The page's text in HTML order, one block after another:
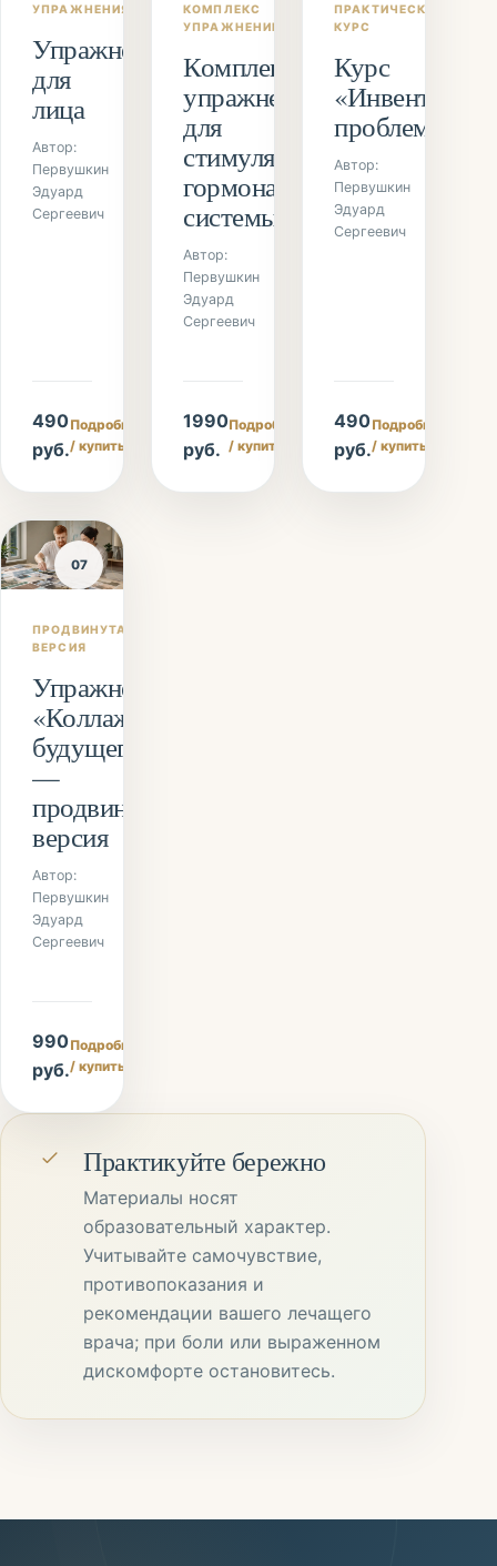
УПРАЖНЕНИЯ
Упражнения
для
лица
Автор:
Первушкин
Эдуард
Сергеевич
490
руб.
Подробнее
/ купить
КОМПЛЕКС
УПРАЖНЕНИЙ
Комплекс
упражнений
для
стимуляции
гормональной
системы
Автор:
Первушкин
Эдуард
Сергеевич
1990
руб.
Подробнее
/ купить
ПРАКТИЧЕСКИЙ
КУРС
Курс
проблемы»
Автор:
Первушкин
Эдуард
Сергеевич
490
руб.
Подробнее
/ купить
07
ПРОДВИНУТАЯ
ВЕРСИЯ
Упражнение
«Коллаж
будущего»
—
продвинутая
версия
Автор:
Первушкин
Эдуард
Сергеевич
990
руб.
Подробнее
/ купить
Практикуйте бережно
Материалы носят
образовательный характер.
Учитывайте самочувствие,
противопоказания и
рекомендации вашего лечащего
врача; при боли или выраженном
дискомфорте остановитесь.